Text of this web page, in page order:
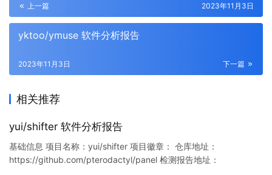
上一篇 2023年11月3日
yktoo/ymuse 软件分析报告
下一篇
2023年11月3日
相关推荐
yui/shifter 软件分析报告
基础信息 项目名称：yui/shifter 项目徽章： 仓库地址：
https://github.com/pterodactyl/panel 检测报告地址：